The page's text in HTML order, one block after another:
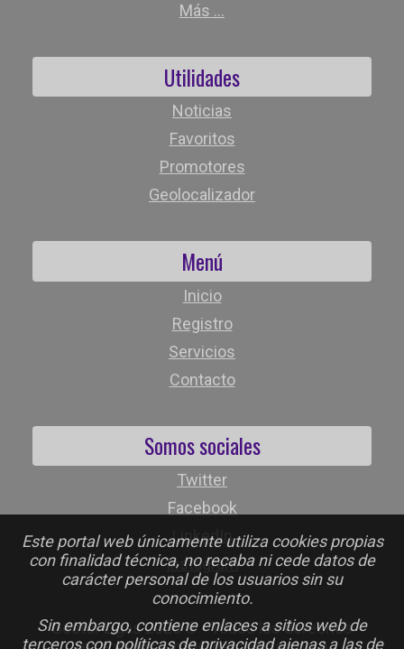
Este portal web únicamente utiliza cookies propias
con finalidad técnica, no recaba ni cede datos de
carácter personal de los usuarios sin su
conocimiento.
Sin embargo, contiene enlaces a sitios web de
terceros con políticas de privacidad ajenas a las de
Más ...
Utilidades
Noticias
Favoritos
Promotores
Geolocalizador
Menú
Inicio
Registro
Servicios
Contacto
Somos sociales
Twitter
Facebook
LinkedIn
Instagram
Gestor Ligas 2026 © - Todos los derechos